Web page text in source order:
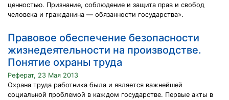
ценностью. Признание, соблюдение и защита прав и свобод
человека и гражданина — обязанности государства».
Правовое обеспечение безопасности
жизнедеятельности на производстве.
Понятие охраны труда
Реферат, 23 Мая 2013
Охрана труда работника была и является важнейшей
социальной проблемой в каждом государстве. Первые акты в